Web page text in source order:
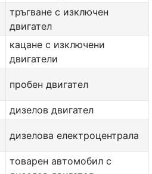
тръгване с изключен
двигател
кацане с изключени
двигатели
пробен двигател
дизелов двигател
дизелова електроцентрала
товарен автомобил с